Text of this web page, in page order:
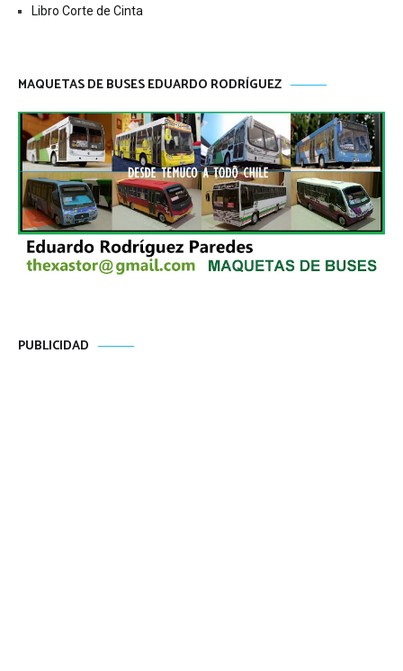
Libro Corte de Cinta
MAQUETAS DE BUSES EDUARDO RODRÍGUEZ
PUBLICIDAD